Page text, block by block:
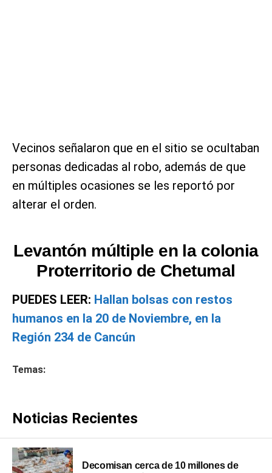
Vecinos señalaron que en el sitio se ocultaban
personas dedicadas al robo, además de que
en múltiples ocasiones se les reportó por
alterar el orden.
Levantón múltiple en la colonia
Proterritorio de Chetumal
PUEDES LEER: Hallan bolsas con restos
humanos en la 20 de Noviembre, en la
Región 234 de Cancún
Temas:
Noticias Recientes
Decomisan cerca de 10 millones de